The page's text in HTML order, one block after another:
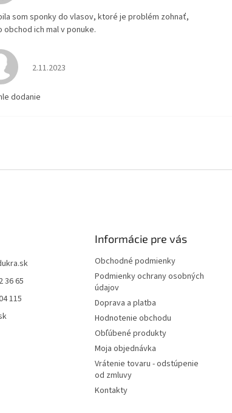
som sponky do vlasov, ktoré je problém zohnať,
obchod ich mal v ponuke.
Hodnotenie obchodu je 5 z 5 hviezdičiek.
2.11.2023
dodanie
36 65
115
Informácie pre vás
Obchodné podmienky
Podmienky ochrany osobných
údajov
Doprava a platba
Hodnotenie obchodu
Obľúbené produkty
Moja objednávka
Vrátenie tovaru - odstúpenie
od zmluvy
Kontakty